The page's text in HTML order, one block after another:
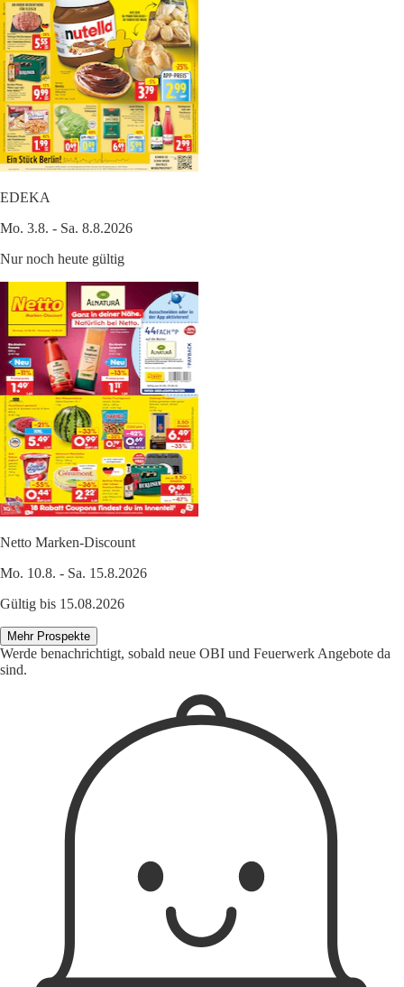
EDEKA
Mo. 3.8. - Sa. 8.8.2026
Nur noch heute gültig
Netto Marken-Discount
Mo. 10.8. - Sa. 15.8.2026
Gültig bis 15.08.2026
Mehr Prospekte
Werde benachrichtigt, sobald neue OBI und Feuerwerk Angebote da
sind.